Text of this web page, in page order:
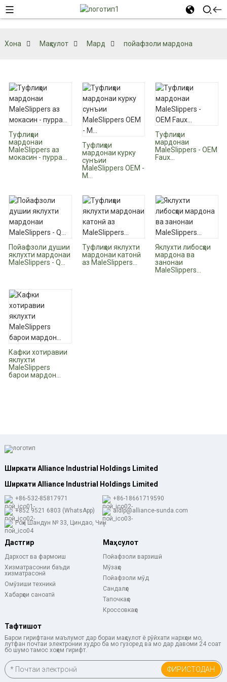
Хона Маҳсулот Мард пойафзоли мардона
Туфлиҳои
мардонаи
MaleSlippers аз
мокасин - пурра...
Туфлиҳои
мардонаи курку
сунъии
MaleSlippers OEM -
M...
Туфлиҳои
мардонаи
MaleSlippers - OEM
Faux...
Пойафзоли душии
яклухти мардонаи
MaleSlippers - Q...
Туфлиҳои яклухти
мардонаи катонӣ
аз MaleSlippers...
Яклухти либосҳои
мардона ва
занонаи
MaleSlippers...
Кафки хотиравии
яклухти
MaleSlippers
барои мардон...
Ширкати Alliance Industrial Holdings Limited
Ширкати Alliance Industrial Holdings Limited
+86-532-85817971
+86-18661719590
+852 9521 6803 (WhatsApp)
aldlp@alliance-sunda.com
Роҳи Шандун № 33, Циндао, Чин
Дастгирӣ
Дархост ва фармоиш
Хизматрасонии баъди
хизматрасонӣ
Омӯзиши техникӣ
Хабарҳои саноатӣ
Маҳсулот
Пойафзоли варзишӣ
Мӯзаҳо
Пойафзоли мӯд
Сандалҳо
Тапочкаҳо
Кроссовкаҳо
Тафтишот
Барои гирифтани маълумот дар бораи маҳсулот ё рӯйхати нархҳои мо,
лутфан почтаи электронии худро ба мо гузоред ва мо дар давоми 24 соат
бо шумо тамос хоҳем гирифт.
ФИРИСТОДАН